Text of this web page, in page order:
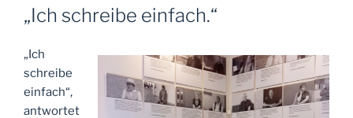
AM
„Ich schreibe einfach.“
„Ich
schreibe
einfach“,
antwortet